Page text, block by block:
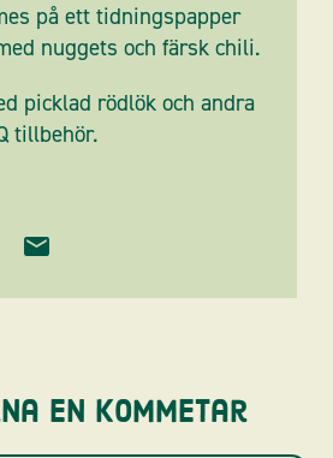
på ett tidningspapper
nuggets och färsk chili.
picklad rödlök och andra
tillbehör.
en kommetar